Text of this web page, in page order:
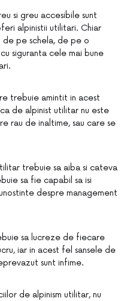
si greu accesibile sunt
alpinistii utilitari. Chiar
de pe schela, de pe o
siguranta cele mai bune
trebuie amintit in acest
de alpinist utilitar nu este
rau de inaltime, sau care se
trebuie sa aiba si cateva
sa fie capabil sa isi
despre management
sa lucreze de fiecare
iar in acest fel sansele de
sunt infime.
de alpinism utilitar, nu